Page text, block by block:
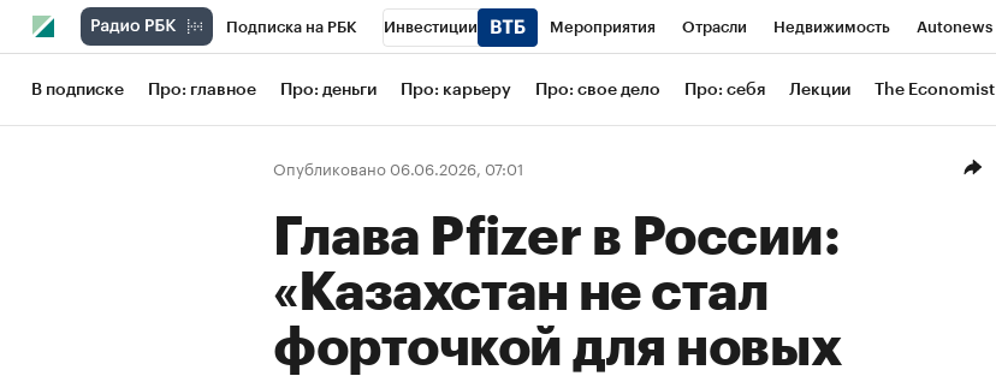
Подписка на РБК Инвестиции Мероприятия Отрасли Недвижимость Autonews
Школа управления РБК РБК Образование РБК Life Тренды Визионеры
Рынок наличной валюты
В подписке Про: главное Про: деньги Про: карьеру Про: свое дело Про: себя Лекции The Economist
Опубликовано 06.06.2026, 07:01
Глава Pfizer в России:
«Казахстан не стал
форточкой для новых